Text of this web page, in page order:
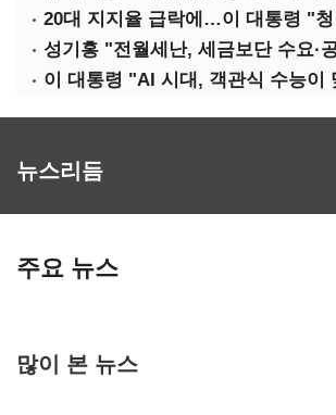
20대 지지율 급락에…이 대통령 "
뉴스리듬
주요 뉴스
많이 본 뉴스